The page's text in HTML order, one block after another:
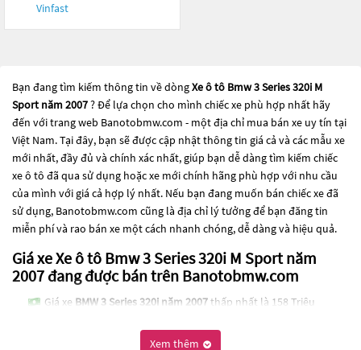
Vinfast
Bạn đang tìm kiếm thông tin về dòngXe ô tô Bmw 3 Series 320i M
Sport năm 2007? Để lựa chọn cho mình chiếc xe phù hợp nhất hãy
đến với trang web Banotobmw.com - một địa chỉ mua bán xe uy tín tại
Việt Nam. Tại đây, bạn sẽ được cập nhật thông tin giá cả và các mẫu xe
mới nhất, đầy đủ và chính xác nhất, giúp bạn dễ dàng tìm kiếm chiếc
xe ô tô đã qua sử dụng hoặc xe mới chính hãng phù hợp với nhu cầu
của mình với giá cả hợp lý nhất. Nếu bạn đang muốn bán chiếc xe đã
sử dụng, Banotobmw.com cũng là địa chỉ lý tưởng để bạn đăng tin
miễn phí và rao bán xe một cách nhanh chóng, dễ dàng và hiệu quả.
Giá xe Xe ô tô Bmw 3 Series 320i M Sport năm
2007 đang được bán trên Banotobmw.com
Giá xe BMW 3 Series 320i năm 2007thấp nhất là 158 Triệu
Xe ô tô Bmw 3 Series 320i M Sport năm 2007
một lựa chọn phổ biến cho những người đang tìm kiếm chiếc xe đáng
Xem thêm